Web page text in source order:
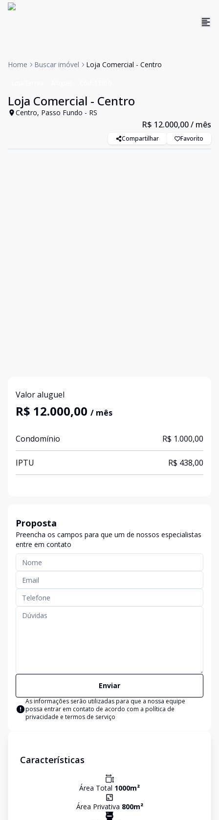
Home Buscar imóvel Loja Comercial - Centro
Loja Comercial - Centro
Centro, Passo Fundo - RS
R$ 12.000,00/ mês
Compartilhar Favorito
Valor aluguel
R$ 12.000,00 / mês
Condomínio R$ 1.000,00
IPTU R$ 438,00
Proposta
Preencha os campos para que um de nossos especialistas
entre em contato
Enviar
As informações serão utilizadas para que a nossa equipe
possa entrar em contato de acordo com a política de
privacidade e termos de serviço
Características
Área Total 1000m²
Área Privativa 800m²